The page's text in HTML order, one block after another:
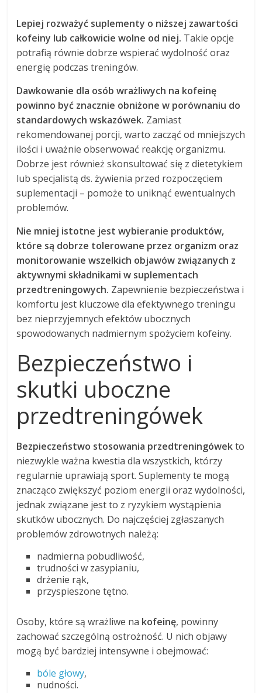
Lepiej rozważyć suplementy o niższej zawartości
kofeiny lub całkowicie wolne od niej. Takie opcje
potrafią równie dobrze wspierać wydolność oraz
energię podczas treningów.
Dawkowanie dla osób wrażliwych na kofeinę
powinno być znacznie obniżone w porównaniu do
standardowych wskazówek. Zamiast
rekomendowanej porcji, warto zacząć od mniejszych
ilości i uważnie obserwować reakcję organizmu.
Dobrze jest również skonsultować się z dietetykiem
lub specjalistą ds. żywienia przed rozpoczęciem
suplementacji – pomoże to uniknąć ewentualnych
problemów.
Nie mniej istotne jest wybieranie produktów,
które są dobrze tolerowane przez organizm oraz
monitorowanie wszelkich objawów związanych z
aktywnymi składnikami w suplementach
przedtreningowych. Zapewnienie bezpieczeństwa i
komfortu jest kluczowe dla efektywnego treningu
bez nieprzyjemnych efektów ubocznych
spowodowanych nadmiernym spożyciem kofeiny.
Bezpieczeństwo i
skutki uboczne
przedtreningówek
Bezpieczeństwo stosowania przedtreningówekto
niezwykle ważna kwestia dla wszystkich, którzy
regularnie uprawiają sport. Suplementy te mogą
znacząco zwiększyć poziom energii oraz wydolności,
jednak związane jest to z ryzykiem wystąpienia
skutków ubocznych. Do najczęściej zgłaszanych
problemów zdrowotnych należą:
nadmierna pobudliwość,
trudności w zasypianiu,
drżenie rąk,
przyspieszone tętno.
Osoby, które są wrażliwe na kofeinę, powinny
zachować szczególną ostrożność. U nich objawy
mogą być bardziej intensywne i obejmować:
bóle głowy,
nudności.